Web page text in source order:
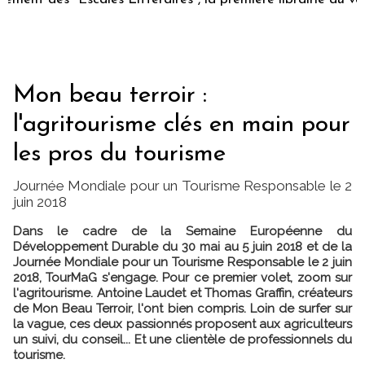
Mon beau terroir :
l'agritourisme clés en main pour
les pros du tourisme
Journée Mondiale pour un Tourisme Responsable le 2
juin 2018
Dans le cadre de la Semaine Européenne du
Développement Durable du 30 mai au 5 juin 2018 et de la
Journée Mondiale pour un Tourisme Responsable le 2 juin
2018, TourMaG s'engage. Pour ce premier volet, zoom sur
l'agritourisme. Antoine Laudet et Thomas Graffin, créateurs
de Mon Beau Terroir, l'ont bien compris. Loin de surfer sur
la vague, ces deux passionnés proposent aux agriculteurs
un suivi, du conseil... Et une clientèle de professionnels du
tourisme.